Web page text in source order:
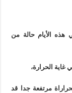
: نشهد في هذه الأيام حالة من
الحرارة،
مرتفعة جدا قد